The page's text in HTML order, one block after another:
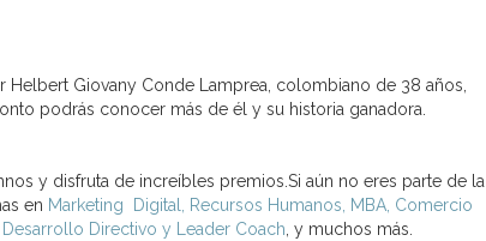
Giovany Conde Lamprea, colombiano de 38 años,
podrás conocer más de él y su historia ganadora.
y disfruta de increíbles premios.Si aún no eres parte de la
en Marketing Digital, Recursos Humanos, MBA, Comercio
Directivo y Leader Coach , y muchos más.